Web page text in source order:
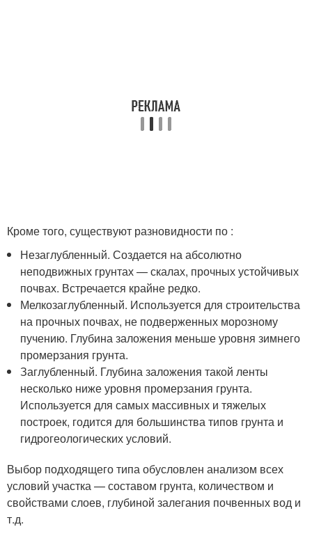
Кроме того, существуют разновидности по :
Незаглубленный. Создается на абсолютно
неподвижных грунтах — скалах, прочных устойчивых
почвах. Встречается крайне редко.
Мелкозаглубленный. Используется для строительства
на прочных почвах, не подверженных морозному
пучению. Глубина заложения меньше уровня зимнего
промерзания грунта.
Заглубленный. Глубина заложения такой ленты
несколько ниже уровня промерзания грунта.
Используется для самых массивных и тяжелых
построек, годится для большинства типов грунта и
гидрогеологических условий.
Выбор подходящего типа обусловлен анализом всех
условий участка — составом грунта, количеством и
свойствами слоев, глубиной залегания почвенных вод и
т.д.